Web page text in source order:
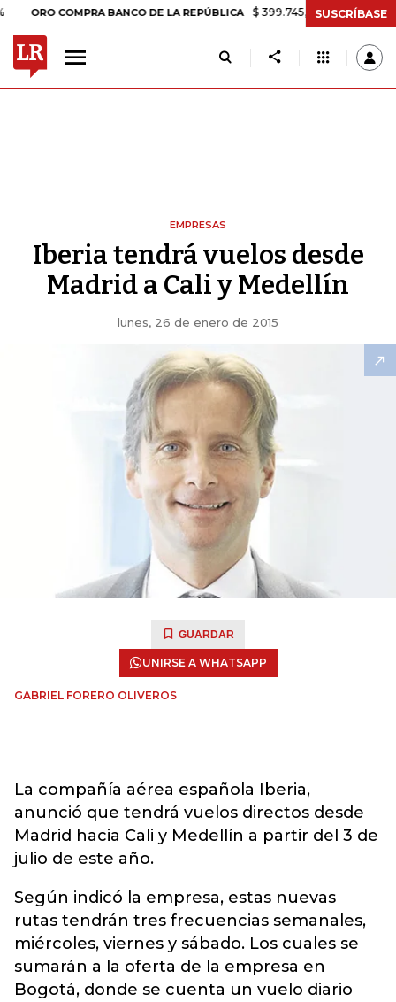
COMPRA BANCO DE LA REPÚBLICA $ 399.745,16 +$ 2.295,71 +0,58%
SUSCRÍBASE
EMPRESAS
Iberia tendrá vuelos desde
Madrid a Cali y Medellín
lunes, 26 de enero de 2015
GUARDAR
UNIRSE A WHATSAPP
GABRIEL FORERO OLIVEROS
La compañía aérea española Iberia,
anunció que tendrá vuelos directos desde
Madrid hacia Cali y Medellín a partir del 3 de
julio de este año.
Según indicó la empresa, estas nuevas
rutas tendrán tres frecuencias semanales,
miércoles, viernes y sábado. Los cuales se
sumarán a la oferta de la empresa en
Bogotá, donde se cuenta un vuelo diario